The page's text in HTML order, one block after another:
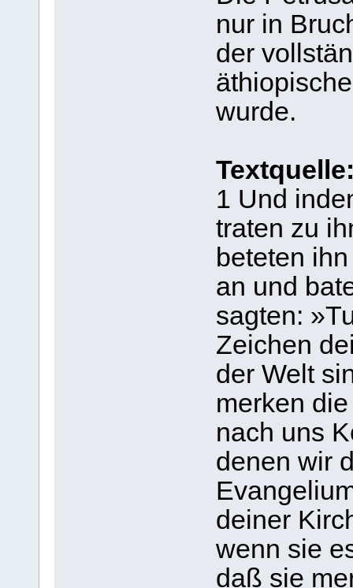
nur in
der
wurde.
1 Und
traten zu
beteten
an und
sagten:
Zeichen
der Welt
merken
nach uns
denen wir
deiner
wenn sie
daß sie